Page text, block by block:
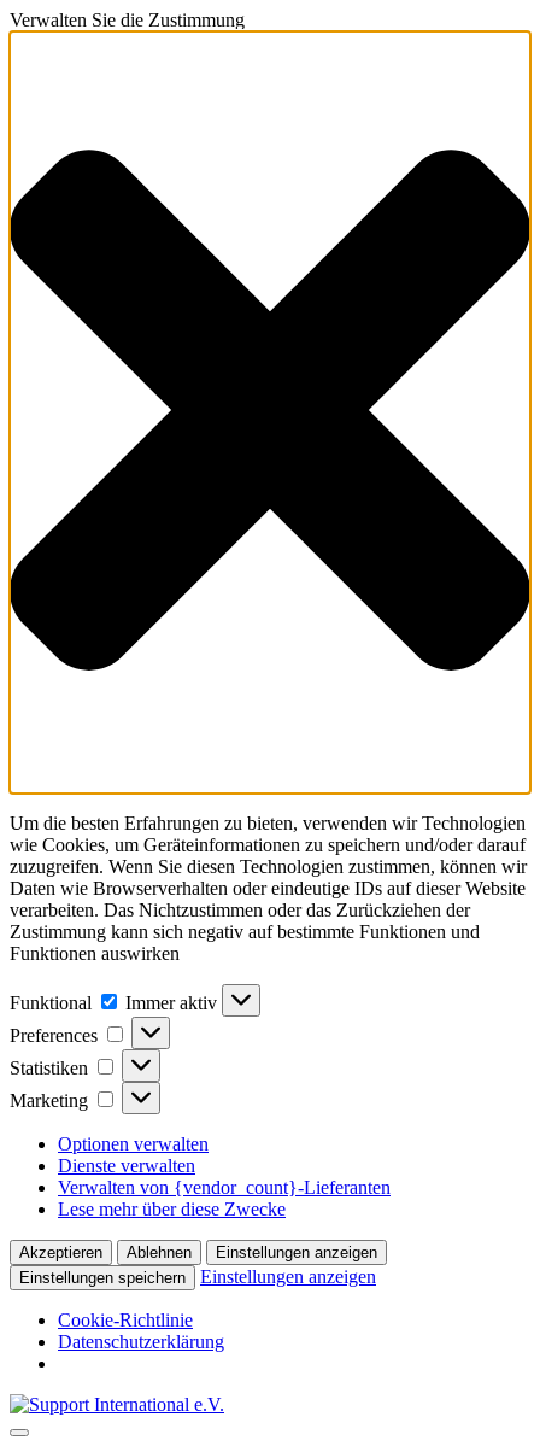
Verwalten Sie die Zustimmung
Um die besten Erfahrungen zu bieten, verwenden wir Technologien
wie Cookies, um Geräteinformationen zu speichern und/oder darauf
zuzugreifen. Wenn Sie diesen Technologien zustimmen, können wir
Daten wie Browserverhalten oder eindeutige IDs auf dieser Website
verarbeiten. Das Nichtzustimmen oder das Zurückziehen der
Zustimmung kann sich negativ auf bestimmte Funktionen und
Funktionen auswirken
Funktional Funktional
Immer aktiv
Preferences
Preferences
Statistiken Statistiken
Marketing Marketing
Optionen verwalten
Dienste verwalten
Verwalten von {vendor_count}-Lieferanten
Lese mehr über diese Zwecke
Akzeptieren Ablehnen
Einstellungen anzeigen
Einstellungen speichern
Einstellungen anzeigen
Cookie-Richtlinie
Datenschutzerklärung
↓
Skip